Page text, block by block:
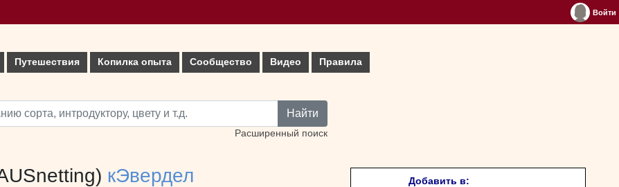
Войти
Путешествия Копилка опыта Сообщество Видео Правила
Найти
Расширенный поиск
кЭвердел Добавить в: